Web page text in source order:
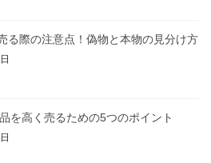
る際の注意点！偽物と本物の見分け方
を高く売るための5つのポイント